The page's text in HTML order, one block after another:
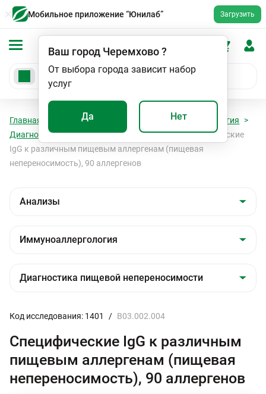
Мобильное приложение “Юнилаб” Загрузить
Ваш город Черемхово?
От выбора города зависит набор
услуг
Да Нет
Главная Анализы
Иммуноаллергология
Диагностика пищевой непереносимости
Специфические
IgG к различным пищевым аллергенам (пищевая
непереносимость), 90 аллергенов
Код исследования: 1401 / B03.002.004
Специфические IgG к различным
пищевым аллергенам (пищевая
непереносимость), 90 аллергенов